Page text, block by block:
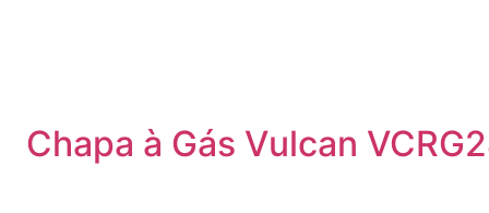
Chapa à Gás Vulcan